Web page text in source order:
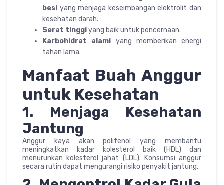
besi yang menjaga keseimbangan elektrolit dan
kesehatan darah.
Serat tinggiyang baik untuk pencernaan.
Karbohidrat alami yang memberikan energi
tahan lama.
Manfaat Buah Anggur
untuk Kesehatan
1. Menjaga Kesehatan
Jantung
Anggur kaya akan polifenol yang membantu
meningkatkan kadar kolesterol baik (HDL) dan
menurunkan kolesterol jahat (LDL). Konsumsi anggur
secara rutin dapat mengurangi risiko penyakit jantung.